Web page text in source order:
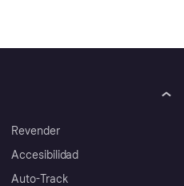
Revender
Accesibilidad
Auto-Track